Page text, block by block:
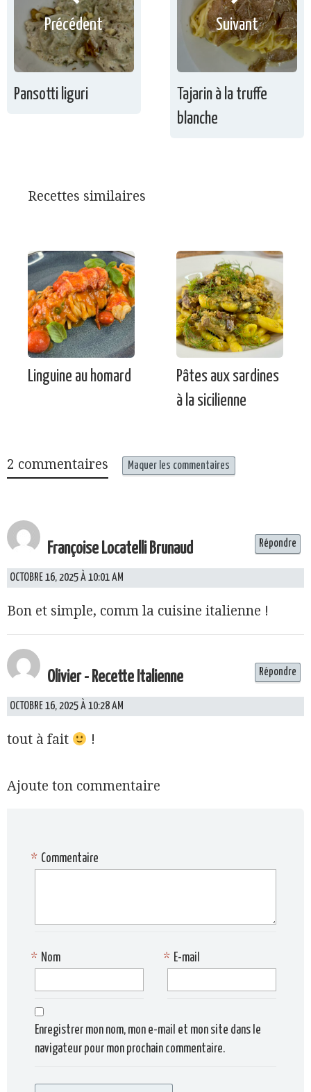
Précédent
Pansotti liguri
Suivant
Tajarin à la truffe
blanche
Recettes similaires
Linguine au homard
Pâtes aux sardines
à la sicilienne
2 commentaires Maquer les commentaires
Françoise Locatelli Brunaud
OCTOBRE 16, 2025 À 10:01 AM
Bon et simple, comm la cuisine italienne !
Répondre
Olivier - Recette Italienne
OCTOBRE 16, 2025 À 10:28 AM
tout à fait !
Répondre
Ajoute ton commentaire
Commentaire
*
Nom
* E-mail
*
Enregistrer mon nom, mon e-mail et mon site dans le
navigateur pour mon prochain commentaire.